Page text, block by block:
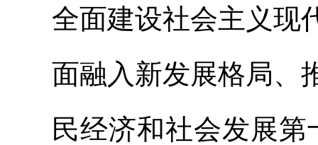
全面建设社会主义现
面融入新发展格局、
民经济和社会发展第